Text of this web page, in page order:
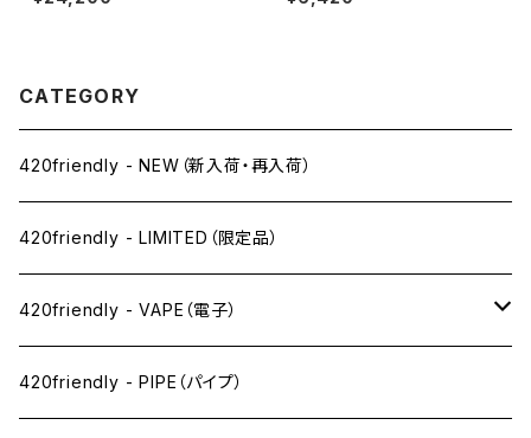
Glass Bong / ガラスボング (2
トバッテリー
CATEGORY
420friendly - NEW（新入荷・再入荷）
420friendly - LIMITED（限定品）
420friendly - VAPE（電子）
ペン下
420friendly - PIPE（パイプ）